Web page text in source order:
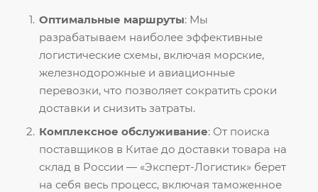
Оптимальные маршруты: Мы
разрабатываем наиболее эффективные
логистические схемы, включая морские,
железнодорожные и авиационные
перевозки, что позволяет сократить сроки
доставки и снизить затраты.
Комплексное обслуживание: От поиска
поставщиков в Китае до доставки товара на
склад в России — «Эксперт-Логистик» берет
на себя весь процесс, включая таможенное